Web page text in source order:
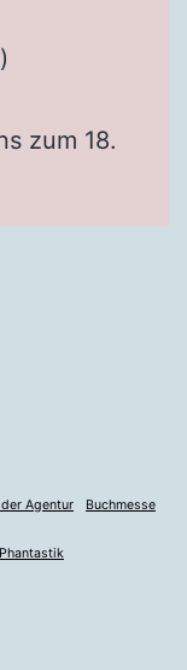
zum 18.
Agentur Buchmesse
Phantastik